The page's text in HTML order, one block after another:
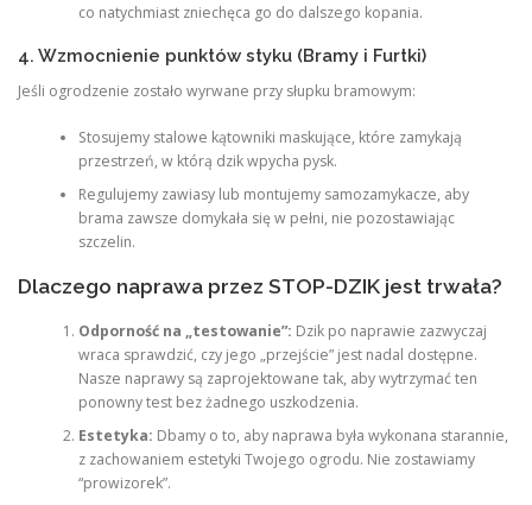
co natychmiast zniechęca go do dalszego kopania.
4. Wzmocnienie punktów styku (Bramy i Furtki)
Jeśli ogrodzenie zostało wyrwane przy słupku bramowym:
Stosujemy stalowe kątowniki maskujące, które zamykają
przestrzeń, w którą dzik wpycha pysk.
Regulujemy zawiasy lub montujemy samozamykacze, aby
brama zawsze domykała się w pełni, nie pozostawiając
szczelin.
Dlaczego naprawa przez STOP-DZIK jest trwała?
Odporność na „testowanie”: Dzik po naprawie zazwyczaj
wraca sprawdzić, czy jego „przejście” jest nadal dostępne.
Nasze naprawy są zaprojektowane tak, aby wytrzymać ten
ponowny test bez żadnego uszkodzenia.
Estetyka: Dbamy o to, aby naprawa była wykonana starannie,
z zachowaniem estetyki Twojego ogrodu. Nie zostawiamy
“prowizorek”.